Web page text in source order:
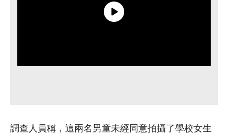
調查人員稱，這兩名男童未經同意拍攝了學校女生